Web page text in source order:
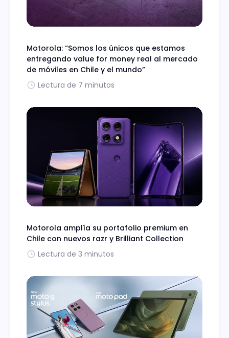
Motorola: “Somos los únicos que estamos
entregando value for money real al mercado
de móviles en Chile y el mundo”
Lectura de 7 minutos
Motorola amplía su portafolio premium en
Chile con nuevos razr y Brilliant Collection
Lectura de 3 minutos